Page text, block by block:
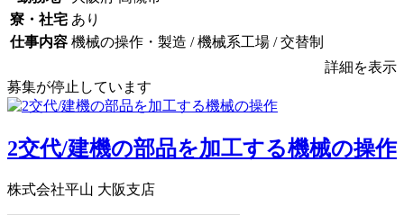
寮・社宅 あり
仕事内容 機械の操作・製造 / 機械系工場 / 交替制
詳細を表示
募集が停止しています
2交代/建機の部品を加工する機械の操作
株式会社平山 大阪支店